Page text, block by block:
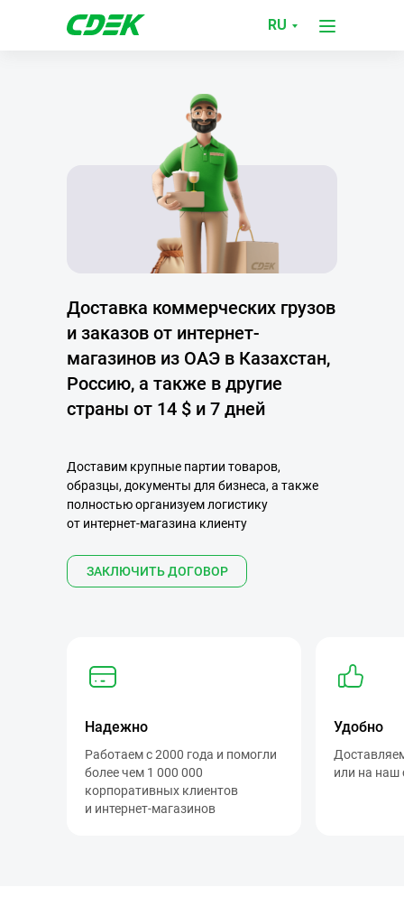
RU
Доставка коммерческих грузов
и заказов от интернет-
магазинов из ОАЭ в Казахстан,
Россию, а также в другие
страны от 14 $ и 7 дней
Доставим крупные партии товаров,
образцы, документы для бизнеса, а также
полностью организуем логистику
от интернет-магазина клиенту
ЗАКЛЮЧИТЬ ДОГОВОР
Надежно
Работаем с 2000 года и помогли
более чем 1 000 000
корпоративных клиентов
и интернет-магазинов
Удобно
или на наш